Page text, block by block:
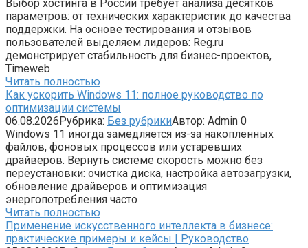
Выбор хостинга в России требует анализа десятков
параметров: от технических характеристик до качества
поддержки. На основе тестирования и отзывов
пользователей выделяем лидеров: Reg.ru
демонстрирует стабильность для бизнес-проектов,
Timeweb
Читать полностью
Как ускорить Windows 11: полное руководство по
оптимизации системы
06.08.2026Рубрика: Без рубрикиАвтор: Admin 0
Windows 11 иногда замедляется из-за накопленных
файлов, фоновых процессов или устаревших
драйверов. Вернуть системе скорость можно без
переустановки: очистка диска, настройка автозагрузки,
обновление драйверов и оптимизация
энергопотребления часто
Читать полностью
Применение искусственного интеллекта в бизнесе:
практические примеры и кейсы | Руководство